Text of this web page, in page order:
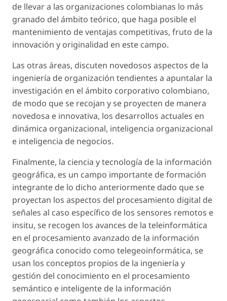
de llevar a las organizaciones colombianas lo más
granado del ámbito teórico, que haga posible el
mantenimiento de ventajas competitivas, fruto de la
innovación y originalidad en este campo.
Las otras áreas, discuten novedosos aspectos de la
ingeniería de organización tendientes a apuntalar la
investigación en el ámbito corporativo colombiano,
de modo que se recojan y se proyecten de manera
novedosa e innovativa, los desarrollos actuales en
dinámica organizacional, inteligencia organizacional
e inteligencia de negocios.
Finalmente, la ciencia y tecnología de la información
geográfica, es un campo importante de formación
integrante de lo dicho anteriormente dado que se
proyectan los aspectos del procesamiento digital de
señales al caso específico de los sensores remotos e
insitu, se recogen los avances de la teleinformática
en el procesamiento avanzado de la información
geográfica conocido como telegeoinformática, se
usan los conceptos propios de la ingeniería y
gestión del conocimiento en el procesamiento
semántico e inteligente de la información